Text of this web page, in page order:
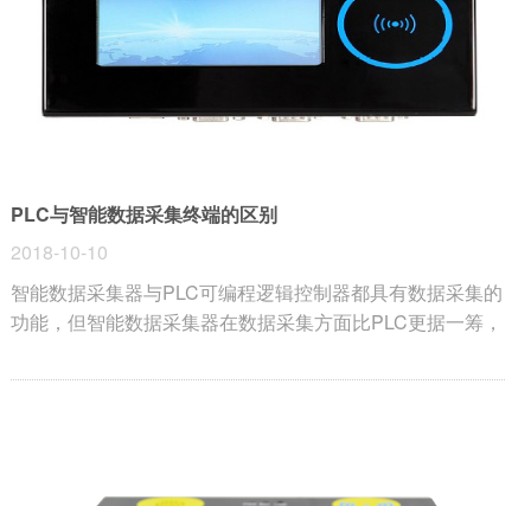
PLC与智能数据采集终端的区别
2018-10-10
智能数据采集器与PLC可编程逻辑控制器都具有数据采集的
功能，但智能数据采集器在数据采集方面比PLC更据一筹，